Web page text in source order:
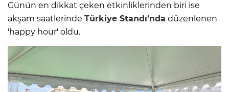
Günün en dikkat çeken etkinliklerinden biri ise
akşam saatlerinde Türkiye Standı’nda düzenlenen
'happy hour' oldu.